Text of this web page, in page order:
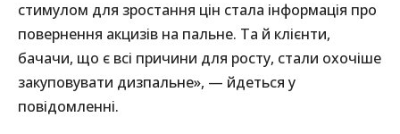
стимулом для зростання цін стала інформація про
повернення акцизів на пальне. Та й клієнти,
бачачи, що є всі причини для росту, стали охочіше
закуповувати дизпальне», — йдеться у
повідомленні.